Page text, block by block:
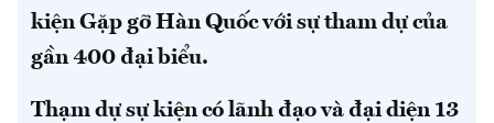
kiện Gặp gỡ Hàn Quốc với sự tham dự của
gần 400 đại biểu.
Thạm dự sự kiện có lãnh đạo và đại diện 13